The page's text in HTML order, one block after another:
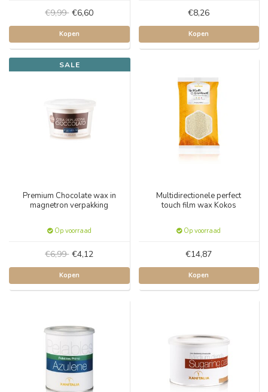
€9,99 €6,60
Kopen
€8,26
Kopen
SALE
Premium Chocolate wax in
magnetron verpakking
Op voorraad
€6,99 €4,12
Kopen
Multidirectionele perfect
touch film wax Kokos
Op voorraad
€14,87
Kopen